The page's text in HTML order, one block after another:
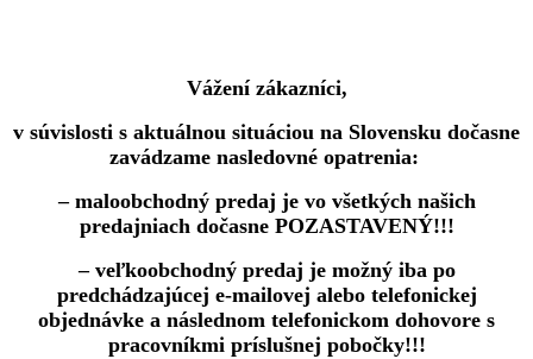
Vážení zákazníci,
v súvislosti s aktuálnou situáciou na Slovensku dočasne
zavádzame nasledovné opatrenia:
– maloobchodný predaj je vo všetkých našich
predajniach dočasne POZASTAVENÝ!!!
– veľkoobchodný predaj je možný iba po
predchádzajúcej e-mailovej alebo telefonickej
objednávke a následnom telefonickom dohovore s
pracovníkmi príslušnej pobočky!!!